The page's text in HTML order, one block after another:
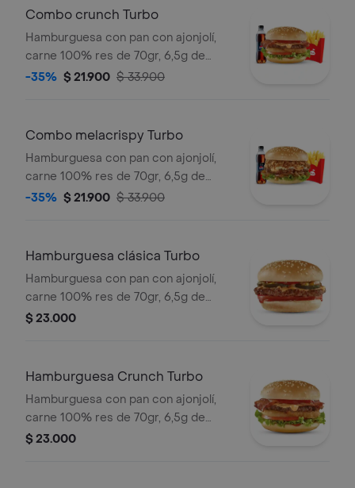
Acompañada con papas pequeñas,
400ml.
Combo crunch Turbo
Hamburguesa con pan con ajonjolí,
carne 100% res de 70gr, 6,5g de
queso cheddar, crujientes anillos de
papas pequeñas, una copa de salsa
Presto y bebida de 400ml.
-35% $ 21.900 $ 33.900
Combo melacrispy Turbo
Hamburguesa con pan con ajonjolí,
carne 100% res de 70gr, 6,5g de
queso cheddar, con dos tipos de
Acompañada con papas pequeñas,
una copa de salsa Presto y bebida de
400ml.
-35% $ 21.900 $ 33.900
Hamburguesa clásica Turbo
Hamburguesa con pan con ajonjolí,
carne 100% res de 70gr, 6,5g de
queso cheddar, salsa de tomate y
$ 23.000
Hamburguesa Crunch Turbo
Hamburguesa con pan con ajonjolí,
carne 100% res de 70gr, 6,5g de
queso cheddar, crujientes anillos de
$ 23.000